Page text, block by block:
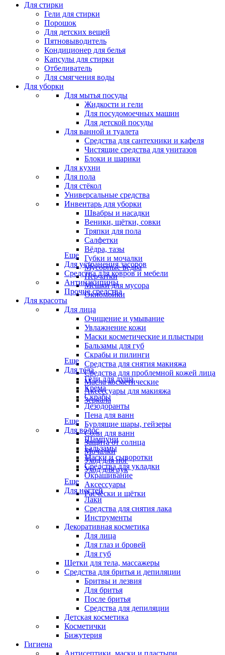
Для стирки
Гели для стирки
Порошок
Для детских вещей
Пятновыводитель
Кондиционер для белья
Капсулы для стирки
Отбеливатель
Для смягчения воды
Для уборки
Для мытья посуды
Жидкости и гели
Для посудомоечных машин
Для детской посуды
Для ванной и туалета
Средства для сантехники и кафеля
Чистящие средства для унитазов
Блоки и шарики
Для кухни
Для пола
Для стёкол
Универсальные средства
Инвентарь для уборки
Швабры и насадки
Веники, щётки, совки
Тряпки для пола
Салфетки
Вёдра, тазы
Губки и мочалки
Мусорные ведра
Перчатки
Мешки для мусора
Окномойки
Еще
Для устранения засоров
Средства для ковров и мебели
Антинакипины
Прочие средства
Для красоты
Для лица
Очищение и умывание
Увлажнение кожи
Маски косметические и плыстыри
Бальзамы для губ
Скрабы и пилинги
Средства для снятия макияжа
Средства для проблемной кожей лица
Масла косметические
Аксессуары для макияжа
Зеркала
Еще
Для тела
Гели для душа
Крема
Скрабы
Дезодоранты
Пена для ванн
Бурлящие шары, гейзеры
Соли для ванн
Защита от солнца
Мочалки
Уход для ног
Уход для рук
Еще
Для волос
Шампуни
Бальзамы
Маски и сыворотки
Средства для укладки
Окрашивание
Аксессуары
Расчёски и щётки
Еще
Для ногтей
Лаки
Средства для снятия лака
Инструменты
Декоративная косметика
Для лица
Для глаз и бровей
Для губ
Щетки для тела, массажеры
Средства для бритья и депиляции
Бритвы и лезвия
Для бритья
После бритья
Средства для депиляции
Детская косметика
Косметички
Бижутерия
Гигиена
Антисептики, маски и пластыри